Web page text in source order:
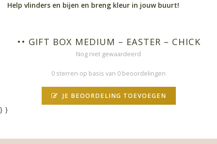
Help vlinders en bijen en breng kleur in jouw buurt!
•• GIFT BOX MEDIUM – EASTER – CHICK
Nog niet gewaardeerd
0 sterren op basis van 0 beoordelingen
JE BEOORDELING TOEVOEGEN
} }